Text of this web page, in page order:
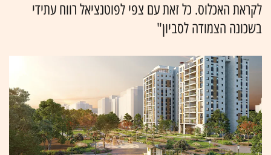
לקראת האכלוס. כל זאת עם צפי לפוטנציאל רווח עתידי
בשכונה הצמודה לסביון"